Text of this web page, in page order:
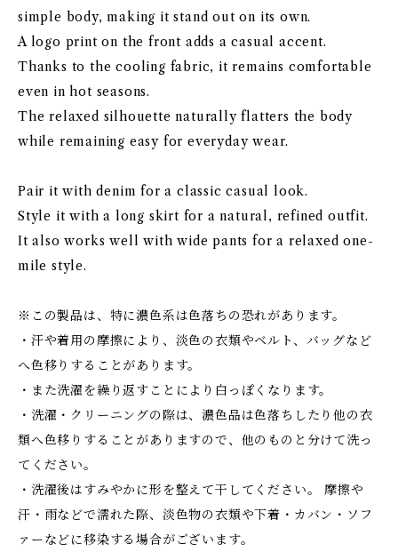
simple body, making it stand out on its own.
A logo print on the front adds a casual accent.
Thanks to the cooling fabric, it remains comfortable
even in hot seasons.
The relaxed silhouette naturally flatters the body
while remaining easy for everyday wear.
Pair it with denim for a classic casual look.
Style it with a long skirt for a natural, refined outfit.
It also works well with wide pants for a relaxed one-
mile style.
※この製品は、特に濃色系は色落ちの恐れがあります。
・汗や着用の摩擦により、淡色の衣類やベルト、バッグなど
へ色移りすることがあります。
・また洗濯を繰り返すことにより白っぽくなります。
・洗濯・クリーニングの際は、濃色品は色落ちしたり他の衣
類へ色移りすることがありますので、他のものと分けて洗っ
てください。
・洗濯後はすみやかに形を整えて干してください。 摩擦や
汗・雨などで濡れた際、淡色物の衣類や下着・カバン・ソフ
ァーなどに移染する場合がございます。